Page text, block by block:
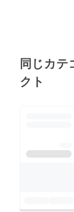
同じカテ
クト